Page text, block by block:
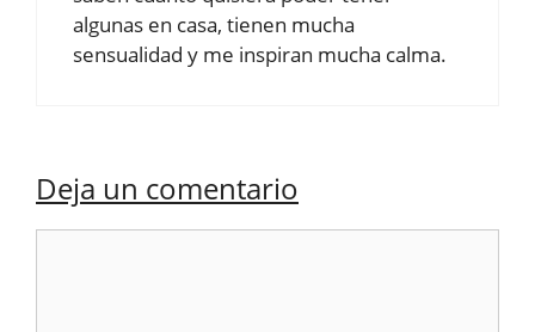
algunas en casa, tienen mucha
sensualidad y me inspiran mucha calma.
Deja un comentario